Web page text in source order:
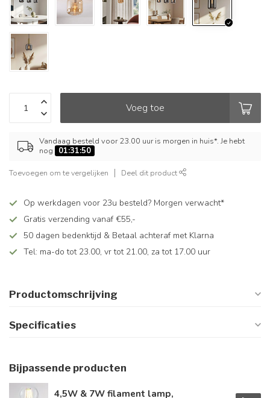
Voeg toe
Vandaag besteld voor 23.00 uur is morgen in huis*. Je hebt
nog
01:31:50
Toevoegen om te vergelijken Deel dit product
Op werkdagen voor 23u besteld? Morgen verwacht*
Gratis verzending vanaf €55,-
50 dagen bedenktijd & Betaal achteraf met Klarna
Tel: ma-do tot 23.00, vr tot 21.00, za tot 17.00 uur
Productomschrijving
Specificaties
Bijpassende producten
4,5W & 7W filament lamp,